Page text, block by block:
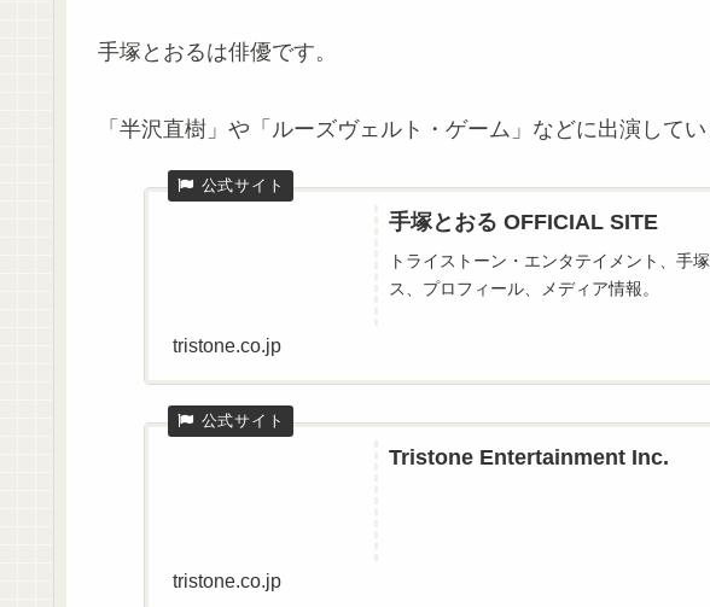
手塚とおるは俳優です。
「半沢直樹」や「ルーズヴェルト・ゲーム」などに出演してい
手塚とおる OFFICIAL SITE
トライストーン・エンタテイメント、手
ス、プロフィール、メディア情報。
tristone.co.jp
Tristone Entertainment Inc.
tristone.co.jp